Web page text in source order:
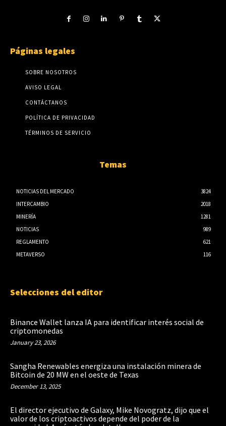
Páginas legales
SOBRE NOSOTROS
AVISO LEGAL
CONTÁCTANOS
POLÍTICA DE PRIVACIDAD
TÉRMINOS DE SERVICIO
Temas
NOTICIAS DEL MERCADO
3824
INTERCAMBIO
2018
MINERÍA
1281
NOTICIAS
989
REGLAMENTO
621
METAVERSO
116
Selecciones del editor
Binance Wallet lanza IA para identificar interés social de
criptomonedas
January 23, 2026
Sangha Renewables energiza una instalación minera de
Bitcoin de 20 MW en el oeste de Texas
December 13, 2025
El director ejecutivo de Galaxy, Mike Novogratz, dijo que el
valor de los criptoactivos depende del poder de la